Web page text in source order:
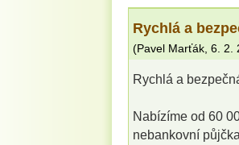
Rychlá a
(Pavel Marťák, 6. 2.
Rychlá a
Nabízíme od 60
nebankovní